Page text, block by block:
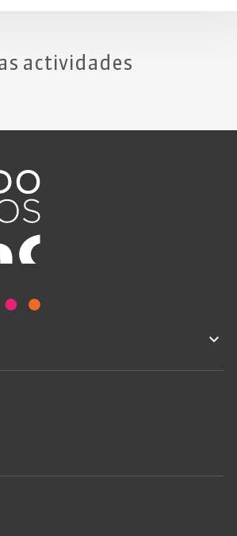
actividades